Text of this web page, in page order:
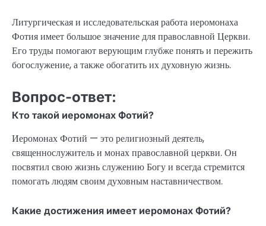
Литургическая и исследовательская работа иеромонаха
Фотия имеет большое значение для православной Церкви.
Его труды помогают верующим глубже понять и пережить
богослужение, а также обогатить их духовную жизнь.
Вопрос-ответ:
Кто такой иеромонах Фотий?
Иеромонах Фотий — это религиозный деятель,
священнослужитель и монах православной церкви. Он
посвятил свою жизнь служению Богу и всегда стремится
помогать людям своим духовным наставничеством.
Какие достижения имеет иеромонах Фотий?